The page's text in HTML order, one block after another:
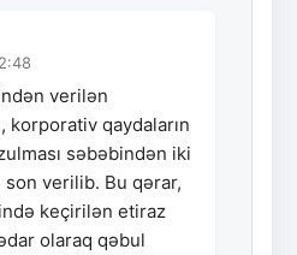
verilən
korporativ qaydaların
səbəbindən iki
son verilib. Bu qərar,
keçirilən etiraz
olaraq qəbul